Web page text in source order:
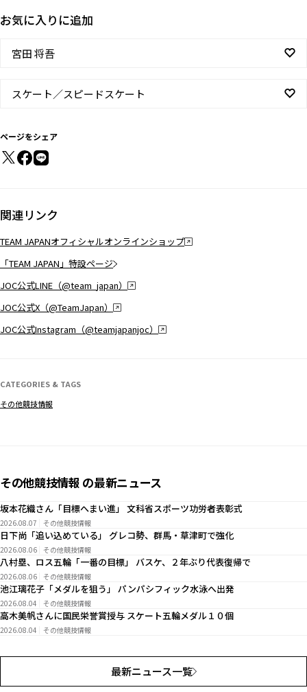
お気に入りに追加
宮田 将吾
スケート／スピードスケート
ページをシェア
関連リンク
TEAM JAPANオフィシャルオンラインショップ
「TEAM JAPAN」特設ページ
JOC公式LINE（@team_japan）
JOC公式X（@TeamJapan）
JOC公式Instagram（@teamjapanjoc）
CATEGORIES & TAGS
その他競技情報
その他競技情報 の最新ニュース
坂本花織さん「目標へまい進」 文科省スポーツ功労者表彰式
2026.08.07 その他競技情報
日下尚「追い込めている」 グレコ勢、群馬・草津町で強化
2026.08.06 その他競技情報
八村塁、ロス五輪「一番の目標」 バスケ、２年ぶり代表復帰で
2026.08.06 その他競技情報
池江璃花子「メダルを狙う」 パンパシフィック水泳へ出発
2026.08.04 その他競技情報
高木美帆さんに国民栄誉賞授与 スケート五輪メダル１０個
2026.08.04 その他競技情報
最新ニュース一覧